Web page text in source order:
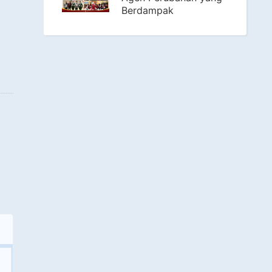
Berdampak